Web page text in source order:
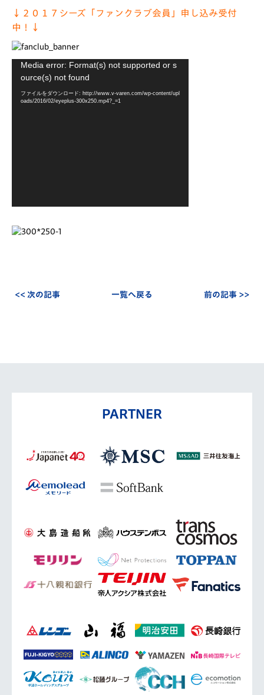
↓２０１７シーズ「ファンクラブ会員」申し込み受付
中！↓
Media error: Format(s) not supported or s
ource(s) not found
ファイルをダウンロード: http://www.v-varen.com/wp-content/upl
oads/2016/02/eyeplus-300x250.mp4?_=1
<< 次の記事 一覧へ戻る 前の記事 >>
PARTNER